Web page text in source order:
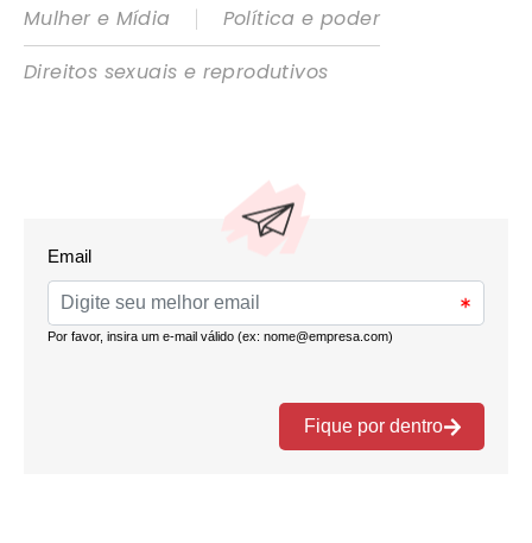
Mulher e Mídia
|
Política e poder
Direitos sexuais e reprodutivos